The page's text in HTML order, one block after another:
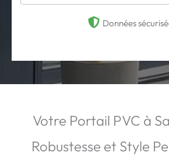
Données
Votre Portail PVC à
Robustesse et Style